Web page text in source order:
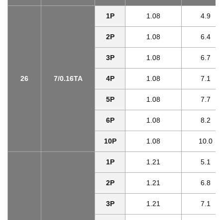
26 7/0.16TA
1P 1.08 4.9
2P 1.08 6.4
3P 1.08 6.7
4P 1.08 7.1
5P 1.08 7.7
6P 1.08 8.2
10P 1.08 10.0
1P 1.21 5.1
2P 1.21 6.8
3P 1.21 7.1